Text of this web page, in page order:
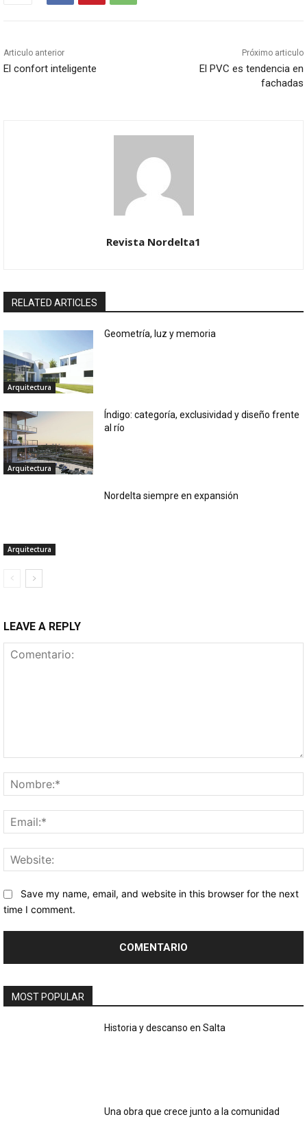
Articulo anterior
El confort inteligente
Próximo articulo
El PVC es tendencia en
fachadas
Revista Nordelta1
RELATED ARTICLES
Arquitectura
Geometría, luz y memoria
Arquitectura
Índigo: categoría, exclusividad y diseño frente
al río
Arquitectura
Nordelta siempre en expansión
LEAVE A REPLY
Save my name, email, and website in this browser for the next
time I comment.
MOST POPULAR
Historia y descanso en Salta
Una obra que crece junto a la comunidad